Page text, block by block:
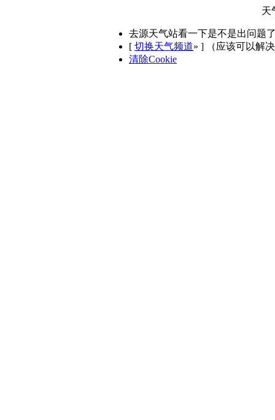
天
去源天气站看一下是不是出问题
[ 切换天气频道» ] （应该可以解
清除Cookie